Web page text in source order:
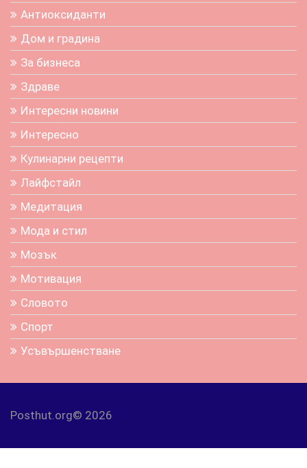
Антиоксиданти
Дом и градина
За бизнеса
Здраве
Интересни новини
Интересно
Кулинарни рецепти
Лайфстайл
Медитация
Мода и стил
Мозък
Мотивация
Словото
Спорт
Усъвършенстване
Posthut.org© 2026